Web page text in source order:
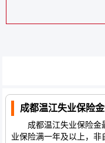
成都温江失业保险
成都温江失业保险金
业保险满一年及以上，